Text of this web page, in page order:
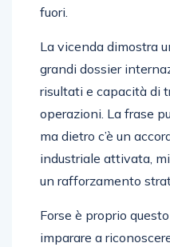
fuori.
La vicenda dimostra
grandi dossier
risultati e capacità di
operazioni. La frase
ma dietro c’è un
industriale attivata,
un rafforzamento
Forse è proprio
imparare a